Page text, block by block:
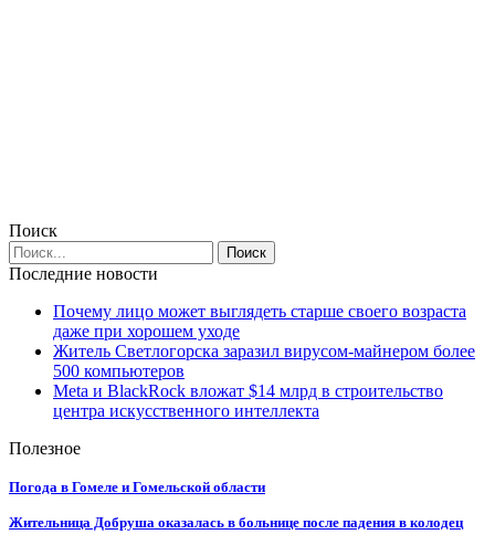
Поиск
Последние новости
Почему лицо может выглядеть старше своего возраста
даже при хорошем уходе
Житель Светлогорска заразил вирусом-майнером более
500 компьютеров
Meta и BlackRock вложат $14 млрд в строительство
центра искусственного интеллекта
Полезное
Погода в Гомеле и Гомельской области
Жительница Добруша оказалась в больнице после падения в колодец